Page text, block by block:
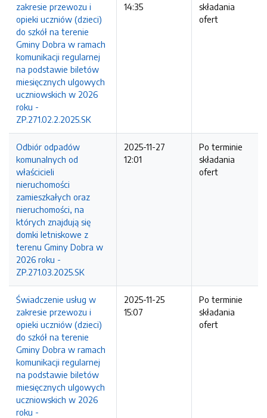
zakresie przewozu i
opieki uczniów (dzieci)
do szkół na terenie
Gminy Dobra w ramach
komunikacji regularnej
na podstawie biletów
miesięcznych ulgowych
uczniowskich w 2026
roku -
ZP.271.02.2.2025.SK
14:35
składania
ofert
Odbiór odpadów
komunalnych od
właścicieli
nieruchomości
zamieszkałych oraz
nieruchomości, na
których znajdują się
domki letniskowe z
terenu Gminy Dobra w
2026 roku -
ZP.271.03.2025.SK
2025-11-27
12:01
Po terminie
składania
ofert
Świadczenie usług w
zakresie przewozu i
opieki uczniów (dzieci)
do szkół na terenie
Gminy Dobra w ramach
komunikacji regularnej
na podstawie biletów
miesięcznych ulgowych
uczniowskich w 2026
roku -
2025-11-25
15:07
Po terminie
składania
ofert